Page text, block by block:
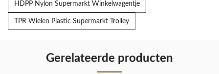
HDPP Nylon Supermarkt Winkelwagentje
TPR Wielen Plastic Supermarkt Trolley
Gerelateerde producten